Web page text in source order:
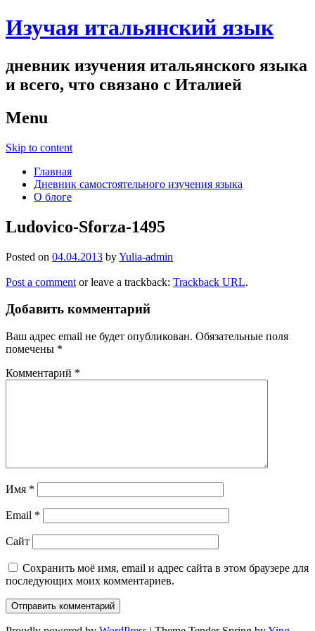
Изучая итальянский язык
дневник изучения итальянского языка
и всего, что связано с Италией
Menu
Skip to content
Главная
Дневник самостоятельного изучения языка
О блоге
Ludovico-Sforza-1495
Posted on 04.04.2013 byYulia-admin
Post a comment or leave a trackback: Trackback URL.
Добавить комментарий
Ваш адрес email не будет опубликован. Обязательные поля
помечены *
Комментарий *
Имя *
Email *
Сайт
Сохранить моё имя, email и адрес сайта в этом браузере для
последующих моих комментариев.